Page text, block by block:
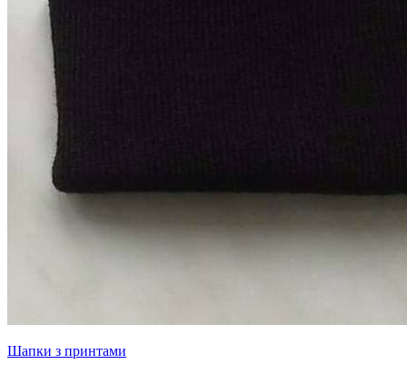
Шапки з принтами